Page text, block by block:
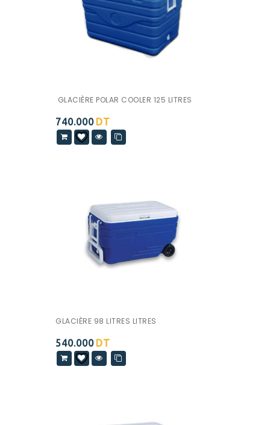
GLACIÈRE POLAR COOLER 125 LITRES
740.000 DT
GLACIÈRE 98 LITRES LITRES
540.000 DT